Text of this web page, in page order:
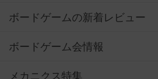
ボードゲームの新着レビュー
ボードゲーム会情報
メカニクス特集